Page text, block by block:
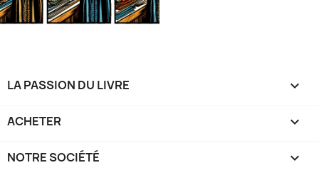
LA PASSION DU LIVRE 
ACHETER 
NOTRE SOCIÉTÉ 